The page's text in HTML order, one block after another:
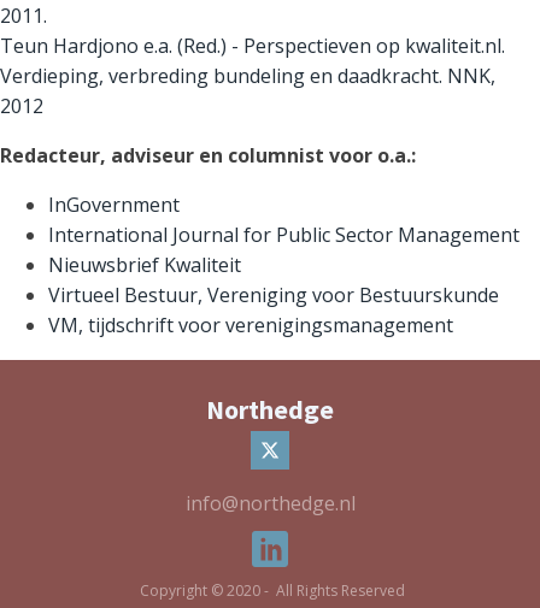
2011.
Teun Hardjono e.a. (Red.) - Perspectieven op kwaliteit.nl.
Verdieping, verbreding bundeling en daadkracht. NNK,
2012
Redacteur, adviseur en columnist voor o.a.:
InGovernment
International Journal for Public Sector Management
Nieuwsbrief Kwaliteit
Virtueel Bestuur, Vereniging voor Bestuurskunde
VM, tijdschrift voor verenigingsmanagement
Northedge
info@northedge.nl
Copyright © 2020 - All Rights Reserved